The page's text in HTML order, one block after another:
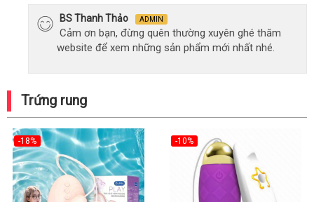
BS Thanh Thảo ADMIN
Cảm ơn bạn, đừng quên thường xuyên ghé thăm
website để xem những sản phẩm mới nhất nhé.
Trứng rung
-18% -10%